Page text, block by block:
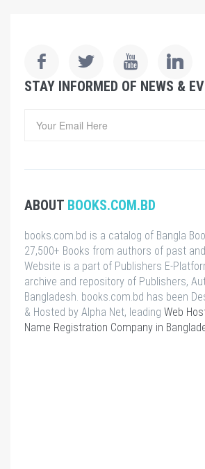
STAY INFORMED OF NEWS &
ABOUT BOOKS.COM.BD
books.com.bd is a catalog of Bangla
27,500+ Books from authors of past
Website is a part of Publishers E-
archive and repository of Publishers,
Bangladesh. books.com.bd has been
& Hosted by Alpha Net, leading Web
Name Registration Company in